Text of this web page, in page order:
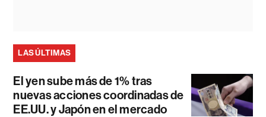
LAS ÚLTIMAS
El yen sube más de 1% tras
nuevas acciones coordinadas de
EE.UU. y Japón en el mercado